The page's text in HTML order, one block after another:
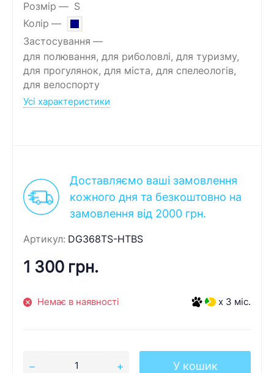
Розмір
S
Колір
Застосування
для полювання, для риболовлі, для туризму,
для прогулянок, для міста, для спелеологів,
для велоспорту
Усі характеристики
Доставляємо ваші замовлення
кожного дня та безкоштовно на
замовлення від 2000 грн.
Артикул: DG368TS-HTBS
1 300 грн.
Немає в наявності x 3 міс.
У кошик